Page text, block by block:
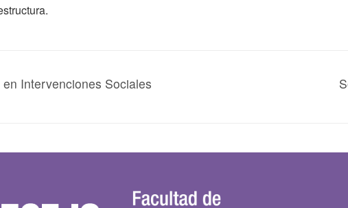
Intervenciones Sociales